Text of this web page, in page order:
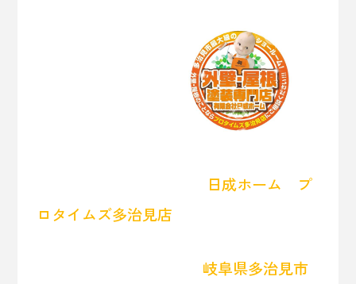
日成ホーム プ
ロタイムズ多治見店
岐阜県多治見市